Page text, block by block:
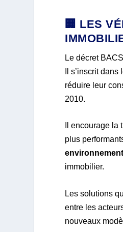
🏢 LES
Le décret
Il s’inscrit
réduire leur
2010.
Il encourage
plus
immobilier.
Les solutions
entre les
nouveaux